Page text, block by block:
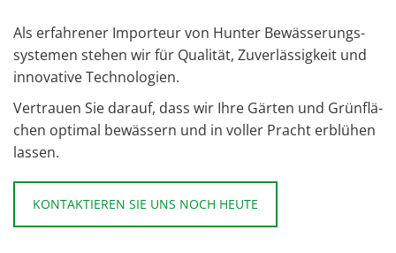
Als er­fah­re­ner Im­por­teur von Hun­ter Be­wäs­se­rungs­
sys­te­men ste­hen wir für Qua­li­tät, Zu­ver­läs­sig­keit und
in­no­va­ti­ve Tech­no­lo­gi­en.
Ver­trau­en Sie dar­auf, dass wir Ihre Gär­ten und Grün­flä­
chen op­ti­mal be­wäs­sern und in vol­ler Pracht er­blü­hen
las­sen.
KONTAKTIEREN SIE UNS NOCH HEUTE